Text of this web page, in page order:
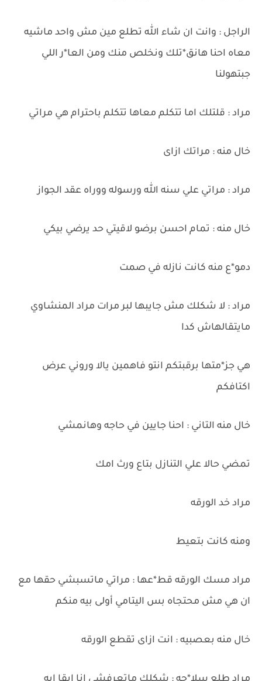
الراجل : وانت ان شاء الله تطلع مين مش واحد ماشيه
معاه احنا هانق*تلك ونخلص منك ومن العا*ر اللي
جبتهولنا
مراد : قلتلك اما تتكلم معاها تتكلم باحترام هي مراتي
خال منه : مراتك ازاى
مراد : مراتي علي سنه الله ورسوله ووراه عقد الجواز
خال منه : تمام احسن برضو لاقيتي حد يرضي بيكي
دمو*ع منه كانت نازله في صمت
مراد : لا شكلك مش جايبها لبر مرات مراد المنشاوي
مايتقالهاش كدا
هي جز*متها برقبتكم انتو فاهمين يالا وروني عرض
اكتافكم
خال منه التاني : احنا جايين في حاجه وهانمشي
تمضي حالا علي التنازل بتاع ورث امك
مراد خد الورقه
ومنه كانت بتعيط
مراد مسك الورقه قط*عها : مراتي ماتسبشي حقها مع
ان هي مش محتجاه بس اليتامي أولى بيه منكم
خال منه بعصبيه : انت ازاى تقطع الورقه